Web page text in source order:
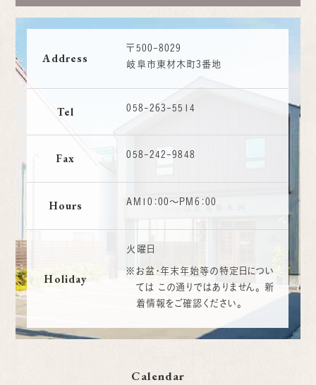
Address
〒500-8029
岐阜市東材木町3番地
Tel 058-263-5514
Fax 058-242-9848
Hours AM10：00〜PM6：00
Holiday
火曜日
※お盆・年末年始等の特定日につい
ては この通りではありません。
新
着情報をご確認ください。
Calendar